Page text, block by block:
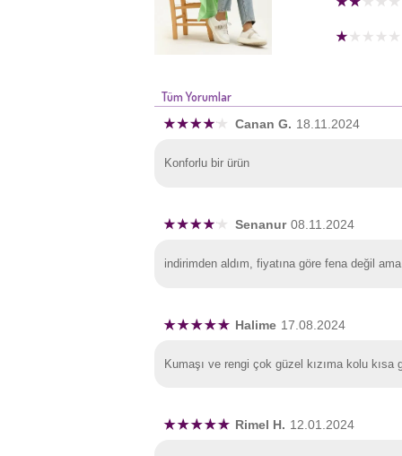
Tüm Yorumlar
Canan G. 18.11.2024
Konforlu bir ürün
Senanur 08.11.2024
indirimden aldım, fiyatına göre fena değil
Halime 17.08.2024
Kumaşı ve rengi çok güzel kızıma kolu kısa
Rimel H. 12.01.2024